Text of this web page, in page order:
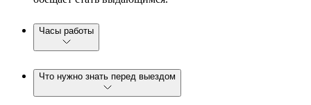
Часы работы
Что нужно знать перед выездом